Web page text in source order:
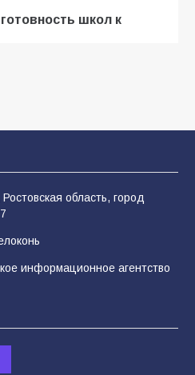
школ к
Что на самом
России в августе
переходить»: почему
— это
область, город
информационное агентство